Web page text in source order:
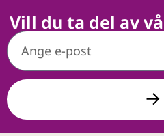
Vill du ta del av